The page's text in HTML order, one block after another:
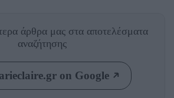
άρθρα μας στα αποτελέσματα
αναζήτησης
on Google